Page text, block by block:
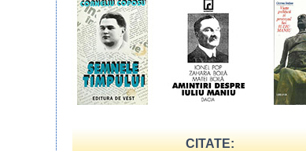
CITATE: